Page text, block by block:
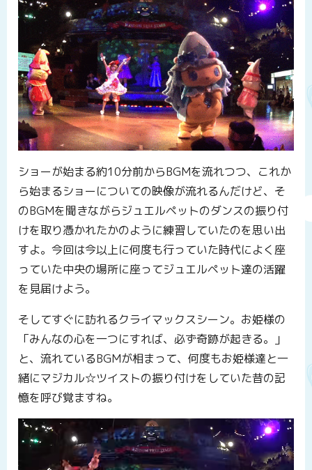
ショーが始まる約10分前からBGMを流れつつ、これか
ら始まるショーについての映像が流れるんだけど、そ
のBGMを聞きながらジュエルペットのダンスの振り付
けを取り憑かれたかのように練習していたのを思い出
すよ。今回は今以上に何度も行っていた時代によく座
っていた中央の場所に座ってジュエルペット達の活躍
を見届けよう。
そしてすぐに訪れるクライマックスシーン。お姫様の
「みんなの心を一つにすれば、必ず奇跡が起きる。」
と、流れているBGMが相まって、何度もお姫様達と一
緒にマジカル☆ツイストの振り付けをしていた昔の記
憶を呼び覚ますね。